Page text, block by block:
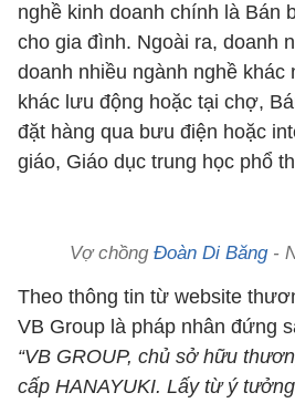
nghề kinh doanh chính là Bán
cho gia đình. Ngoài ra, doanh
doanh nhiều ngành nghề khác
khác lưu động hoặc tại chợ,
đặt hàng qua bưu điện hoặc
giáo, Giáo dục trung học phổ
Vợ chồng Đoàn Di Băng-
Theo thông tin từ website
VB Group là pháp nhân đứng
“VB GROUP, chủ sở hữu
cấp HANAYUKI. Lấy từ ý